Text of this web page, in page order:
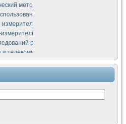
метод в дефектоскопии сварных
машинного зрения в
системы для
комплекс аппаратуры для
рабочих процессов ДВС в
телекоммуникации
радиолиний систем передачи данных
комплекс для исследования
стенд для исследования
параметров операционных
преобразователь на основе цифровой